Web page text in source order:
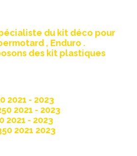
du kit déco pour
, Enduro .
des kit plastiques
2021 - 2023
2021 - 2023
2021 - 2023
2021 2023